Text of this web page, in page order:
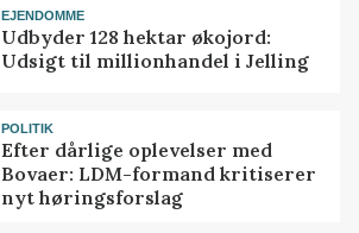
EJENDOMME
Udbyder 128 hektar økojord:
Udsigt til millionhandel i Jelling
POLITIK
Efter dårlige oplevelser med
Bovaer: LDM-formand kritiserer
nyt høringsforslag